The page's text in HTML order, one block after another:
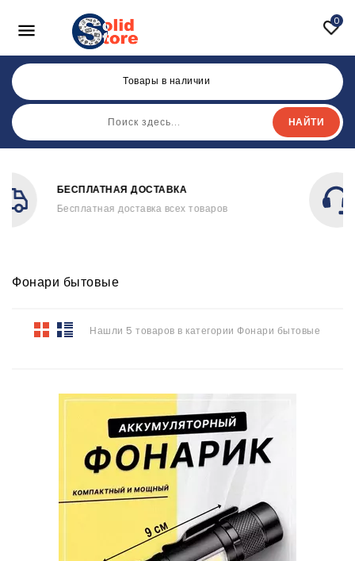
 0
Товары в наличии
НАЙТИ
ОНЛАЙН ПОДДЕРЖКА
Быстро решим возникшую проблему
Фонари бытовые
Нашли 5 товаров в категории Фонари бытовые